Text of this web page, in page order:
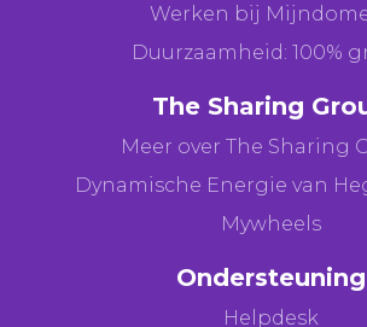
Werken bij
Duurzaamheid: 100%
The Sharing
Meer over The Sharing
Dynamische Energie van
Mywheels
Ondersteuning
Helpdesk